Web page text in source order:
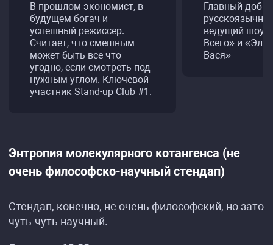
В прошлом экономист, в
будущем богач и
успешный режиссер.
Считает, что смешным
может быть все что
угодно, если смотреть под
нужным углом. Ключевой
участник Stand-up Club #1.
Главный
ведущий шоу
Всего» и
Вася»
Энтропия молекулярного котангенса (не
очень философско-научный стендап)
Стендап, конечно, не очень философский, но зато
чуть-чуть научный.